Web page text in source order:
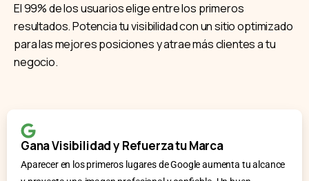
El 99% de los usuarios elige entre los primeros
resultados. Potencia tu visibilidad con un sitio optimizado
para las mejores posiciones y atrae más clientes a tu
negocio.
Gana Visibilidad y Refuerza tu Marca
Aparecer en los primeros lugares de Google aumenta tu alcance